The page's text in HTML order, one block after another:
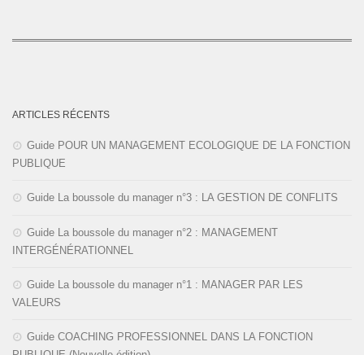
ARTICLES RÉCENTS
Guide POUR UN MANAGEMENT ECOLOGIQUE DE LA FONCTION
PUBLIQUE
Guide La boussole du manager n°3 : LA GESTION DE CONFLITS
Guide La boussole du manager n°2 : MANAGEMENT
INTERGÉNÉRATIONNEL
Guide La boussole du manager n°1 : MANAGER PAR LES
VALEURS
Guide COACHING PROFESSIONNEL DANS LA FONCTION